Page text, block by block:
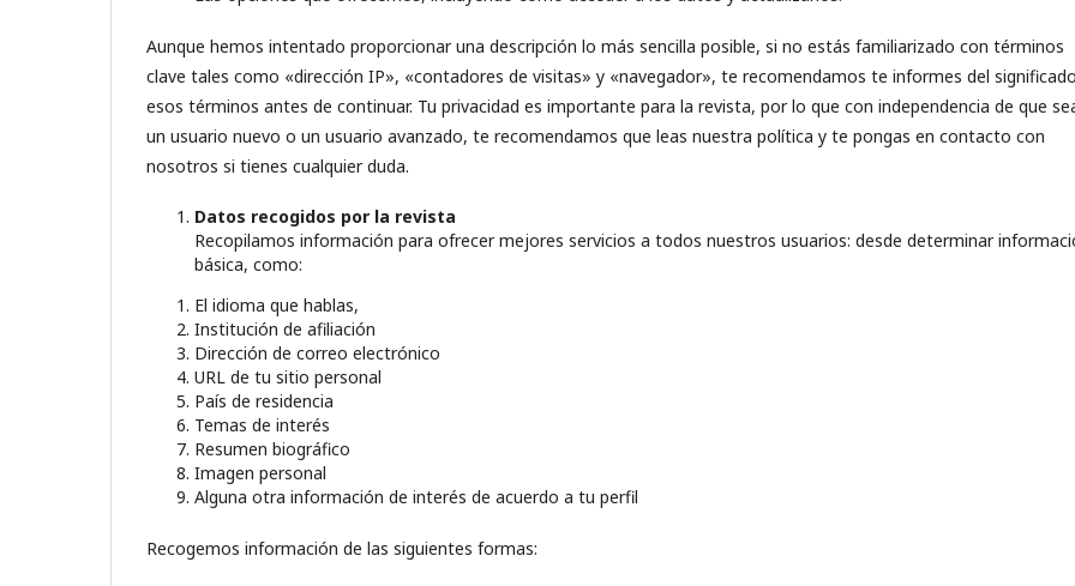
Aunque hemos intentado proporcionar una descripción lo más sencilla posible, si no estás familiarizado con términos
clave tales como «dirección IP», «contadores de visitas» y «navegador», te recomendamos te informes del
esos términos antes de continuar. Tu privacidad es importante para la revista, por lo que con independencia de que
un usuario nuevo o un usuario avanzado, te recomendamos que leas nuestra política y te pongas en contacto con
nosotros si tienes cualquier duda.
Datos recogidos por la revista
Recopilamos información para ofrecer mejores servicios a todos nuestros usuarios: desde determinar
básica, como:
El idioma que hablas,
Institución de afiliación
Dirección de correo electrónico
URL de tu sitio personal
País de residencia
Temas de interés
Resumen biográfico
Imagen personal
Alguna otra información de interés de acuerdo a tu perfil
Recogemos información de las siguientes formas: